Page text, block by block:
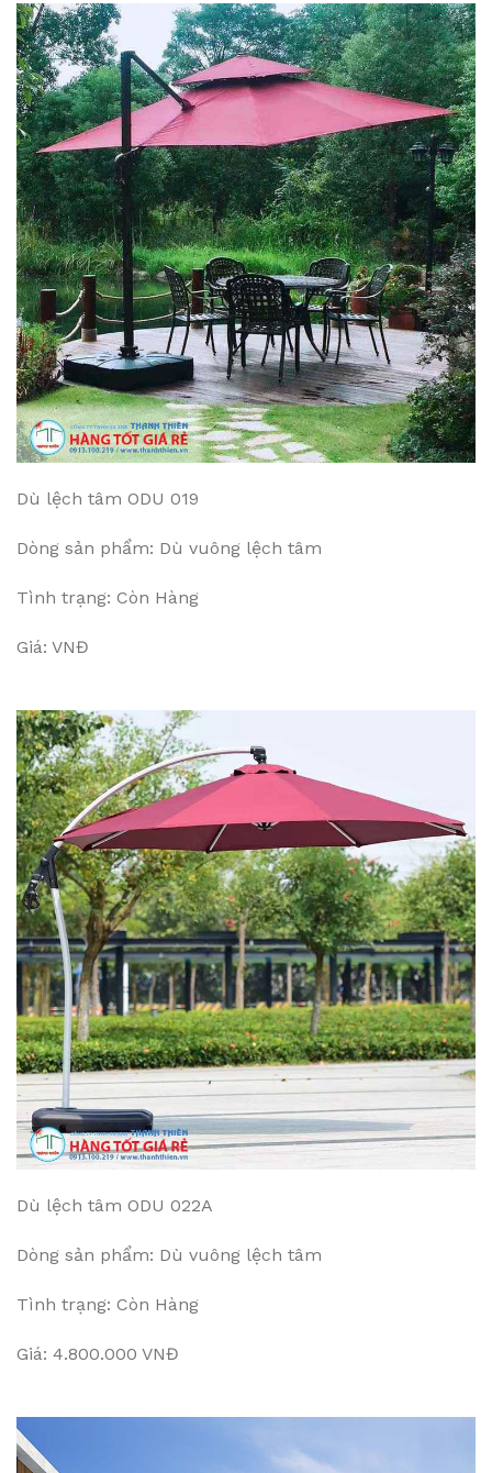
Dù lệch tâm ODU 019
Dòng sản phẩm: Dù vuông lệch tâm
Tình trạng: Còn Hàng
Giá: VNĐ
Dù lệch tâm ODU 022A
Dòng sản phẩm: Dù vuông lệch tâm
Tình trạng: Còn Hàng
Giá: 4.800.000 VNĐ